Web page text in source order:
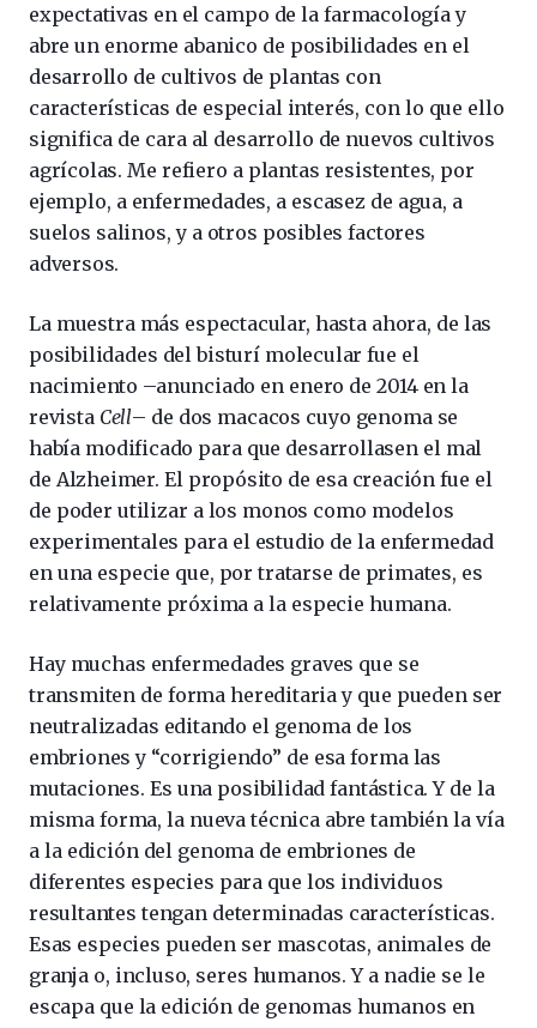
expectativas en el campo de la farmacología y
abre un enorme abanico de posibilidades en el
desarrollo de cultivos de plantas con
características de especial interés, con lo que ello
significa de cara al desarrollo de nuevos cultivos
agrícolas. Me refiero a plantas resistentes, por
ejemplo, a enfermedades, a escasez de agua, a
suelos salinos, y a otros posibles factores
adversos.
La muestra más espectacular, hasta ahora, de las
posibilidades del bisturí molecular fue el
nacimiento –anunciado en enero de 2014 en la
revista Cell– de dos macacos cuyo genoma se
había modificado para que desarrollasen el mal
de Alzheimer. El propósito de esa creación fue el
de poder utilizar a los monos como modelos
experimentales para el estudio de la enfermedad
en una especie que, por tratarse de primates, es
relativamente próxima a la especie humana.
Hay muchas enfermedades graves que se
transmiten de forma hereditaria y que pueden ser
neutralizadas editando el genoma de los
embriones y “corrigiendo” de esa forma las
mutaciones. Es una posibilidad fantástica. Y de la
misma forma, la nueva técnica abre también la vía
a la edición del genoma de embriones de
diferentes especies para que los individuos
resultantes tengan determinadas características.
Esas especies pueden ser mascotas, animales de
granja o, incluso, seres humanos. Y a nadie se le
escapa que la edición de genomas humanos en